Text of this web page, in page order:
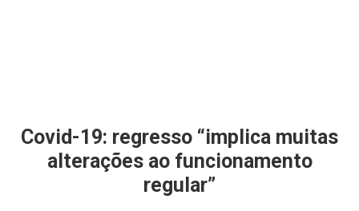
Covid-19: regresso “implica muitas
alterações ao funcionamento
regular”